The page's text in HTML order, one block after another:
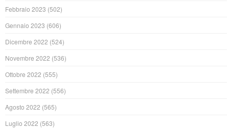
Febbraio 2023 (502)
Gennaio 2023 (606)
Dicembre 2022 (524)
Novembre 2022 (536)
Ottobre 2022 (555)
Settembre 2022 (556)
Agosto 2022 (565)
Luglio 2022 (563)